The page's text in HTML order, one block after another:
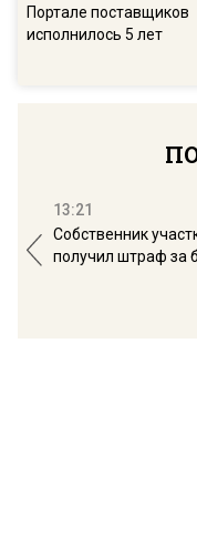
Портале поставщиков
исполнилось 5 лет
13:21
Собственник
получил штраф за